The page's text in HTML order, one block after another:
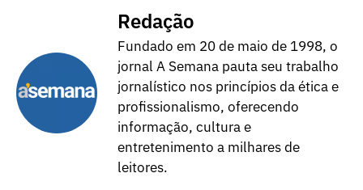
Redação
Fundado em 20 de maio de 1998, o
jornal A Semana pauta seu trabalho
jornalístico nos princípios da ética e
profissionalismo, oferecendo
informação, cultura e
entretenimento a milhares de
leitores.